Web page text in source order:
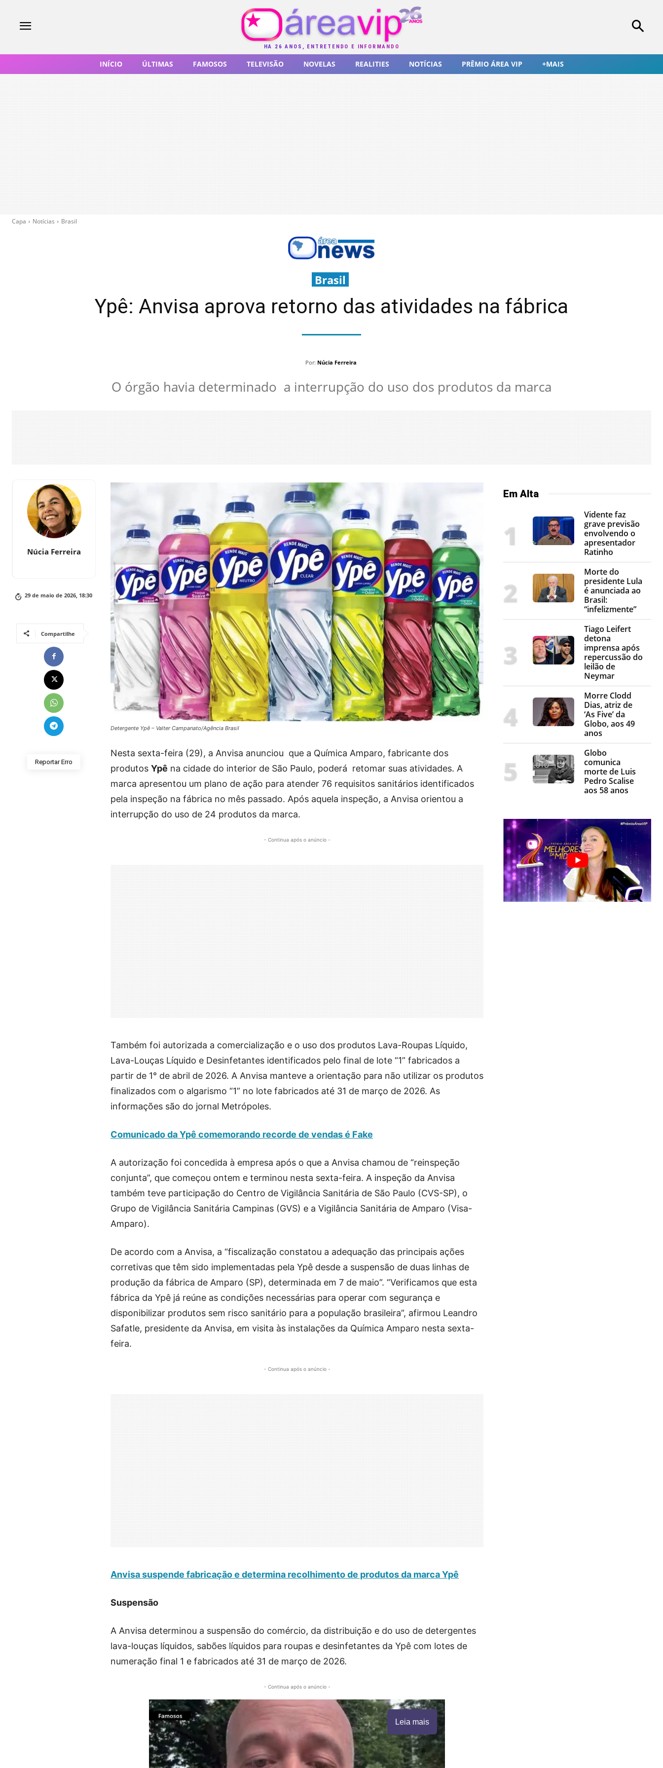
HÁ 26 ANOS, ENTRETENDO E INFORMANDO
INÍCIO ÚLTIMAS FAMOSOS TELEVISÃO NOVELAS REALITIES NOTÍCIAS PRÊMIO ÁREA VIP +MAIS
Capa Notícias Brasil
Brasil
Ypê: Anvisa aprova retorno das atividades na fábrica
Por: Núcia Ferreira
O órgão havia determinado a interrupção do uso dos produtos da marca
Núcia Ferreira
29 de maio de 2026, 18:30
Compartilhe
Reportar Erro
Detergente Ypê – Valter Campanato/Agência Brasil
Nesta sexta-feira (29), a Anvisa anunciou que a Química Amparo, fabricante dos
produtos Ypê na cidade do interior de São Paulo, poderá retomar suas atividades. A
marca apresentou um plano de ação para atender 76 requisitos sanitários identificados
pela inspeção na fábrica no mês passado. Após aquela inspeção, a Anvisa orientou a
interrupção do uso de 24 produtos da marca.
- Continua após o anúncio -
Também foi autorizada a comercialização e o uso dos produtos Lava-Roupas Líquido,
Lava-Louças Líquido e Desinfetantes identificados pelo final de lote “1” fabricados a
partir de 1° de abril de 2026. A Anvisa manteve a orientação para não utilizar os produtos
finalizados com o algarismo “1” no lote fabricados até 31 de março de 2026. As
informações são do jornal Metrópoles.
Comunicado da Ypê comemorando recorde de vendas é Fake
A autorização foi concedida à empresa após o que a Anvisa chamou de “reinspeção
conjunta”, que começou ontem e terminou nesta sexta-feira. A inspeção da Anvisa
também teve participação do Centro de Vigilância Sanitária de São Paulo (CVS-SP), o
Grupo de Vigilância Sanitária Campinas (GVS) e a Vigilância Sanitária de Amparo (Visa-
Amparo).
De acordo com a Anvisa, a “fiscalização constatou a adequação das principais ações
corretivas que têm sido implementadas pela Ypê desde a suspensão de duas linhas de
produção da fábrica de Amparo (SP), determinada em 7 de maio”. “Verificamos que esta
fábrica da Ypê já reúne as condições necessárias para operar com segurança e
disponibilizar produtos sem risco sanitário para a população brasileira”, afirmou Leandro
Safatle, presidente da Anvisa, em visita às instalações da Química Amparo nesta sexta-
feira.
- Continua após o anúncio -
Anvisa suspende fabricação e determina recolhimento de produtos da marca Ypê
Suspensão
A Anvisa determinou a suspensão do comércio, da distribuição e do uso de detergentes
lava-louças líquidos, sabões líquidos para roupas e desinfetantes da Ypê com lotes de
numeração final 1 e fabricados até 31 de março de 2026.
- Continua após o anúncio -
Leia mais
Em Alta
Vidente faz
grave previsão
envolvendo o
apresentador
Ratinho
Morte do
presidente Lula
é anunciada ao
Brasil:
“infelizmente”
Tiago Leifert
detona
imprensa após
repercussão do
leilão de
Neymar
Morre Clodd
Dias, atriz de
‘As Five’ da
Globo, aos 49
anos
Globo
comunica
morte de Luis
Pedro Scalise
aos 58 anos